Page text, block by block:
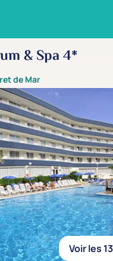
& Spa 4*
de Mar
Voir les